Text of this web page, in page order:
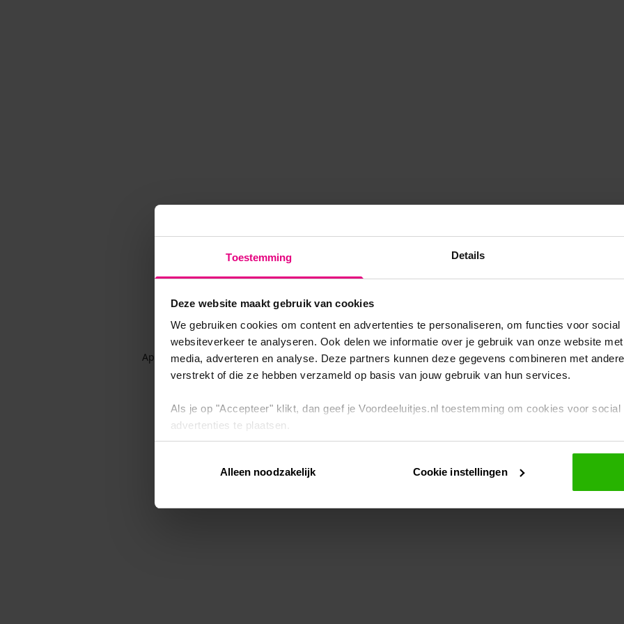
Toestemming Details
Deze website maakt gebruik van cookies
We gebruiken cookies om content en advertenties te personaliseren, om functies voor
websiteverkeer te analyseren. Ook delen we informatie over je gebruik van onze website
media, adverteren en analyse. Deze partners kunnen deze gegevens combineren met
verstrekt of die ze hebben verzameld op basis van jouw gebruik van hun services.
Als je op "Accepteer" klikt, dan geef je Voordeeluitjes.nl toestemming om cookies voor
advertenties te plaatsen.
Via "Cookie instellingen" kun je ook zelf instellen welke cookies worden geplaatst. Je kunt je
intrekken op onscookiebeleid.
Alleen noodzakelijk Cookie instellingen
Application error: a client-side exception has occurred while loadingwww.voordeeluitjes.nl (see the